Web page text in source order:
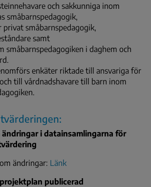
och sakkunniga inom
småbarnspedagogik,
privat småbarnspedagogik,
samt
småbarnspedagogiken i daghem och
enkäter riktade till ansvariga för
till vårdnadshavare till barn inom
ändringar i datainsamlingarna för
ändringar: Länk
publicerad